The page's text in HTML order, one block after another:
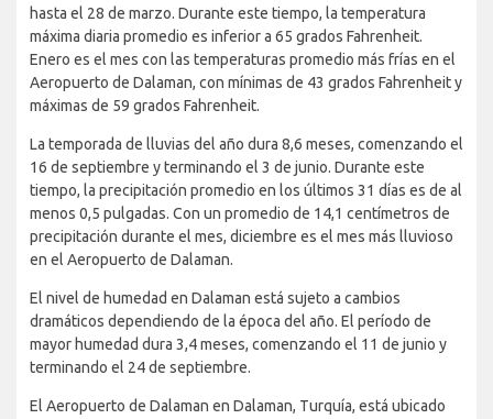
hasta el 28 de marzo. Durante este tiempo, la temperatura
máxima diaria promedio es inferior a 65 grados Fahrenheit.
Enero es el mes con las temperaturas promedio más frías en el
Aeropuerto de Dalaman, con mínimas de 43 grados Fahrenheit y
máximas de 59 grados Fahrenheit.
La temporada de lluvias del año dura 8,6 meses, comenzando el
16 de septiembre y terminando el 3 de junio. Durante este
tiempo, la precipitación promedio en los últimos 31 días es de al
menos 0,5 pulgadas. Con un promedio de 14,1 centímetros de
precipitación durante el mes, diciembre es el mes más lluvioso
en el Aeropuerto de Dalaman.
El nivel de humedad en Dalaman está sujeto a cambios
dramáticos dependiendo de la época del año. El período de
mayor humedad dura 3,4 meses, comenzando el 11 de junio y
terminando el 24 de septiembre.
El Aeropuerto de Dalaman en Dalaman, Turquía, está ubicado